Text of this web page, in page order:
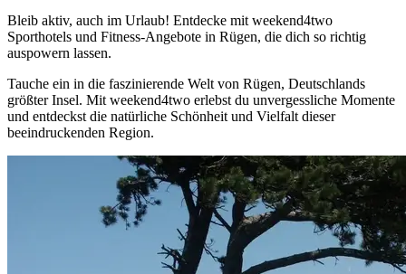
Bleib aktiv, auch im Urlaub! Entdecke mit weekend4two
Sporthotels und Fitness-Angebote in Rügen, die dich so richtig
auspowern lassen.
Tauche ein in die faszinierende Welt von Rügen, Deutschlands
größter Insel. Mit weekend4two erlebst du unvergessliche Momente
und entdeckst die natürliche Schönheit und Vielfalt dieser
beeindruckenden Region.